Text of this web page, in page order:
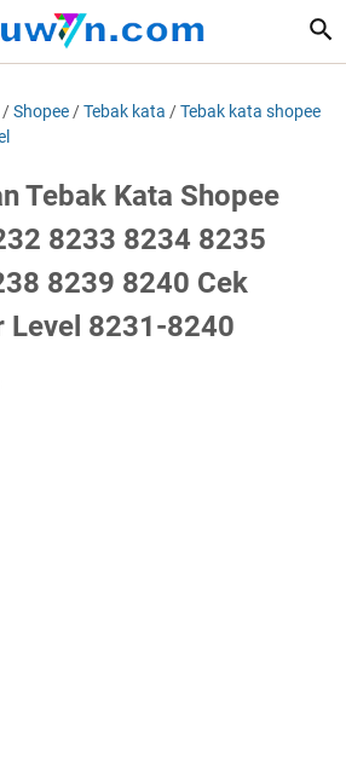
/Shopee /Tebak kata /Tebak kata shopee
Tebak Kata Shopee
8233 8234 8235
8239 8240 Cek
Level 8231-8240